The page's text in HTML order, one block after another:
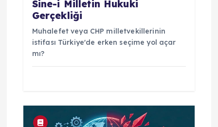
Sine-i Milletin Hukuki
Gerçekliği
Muhalefet veya CHP milletvekillerinin
istifası Türkiye'de erken seçime yol açar
mı?